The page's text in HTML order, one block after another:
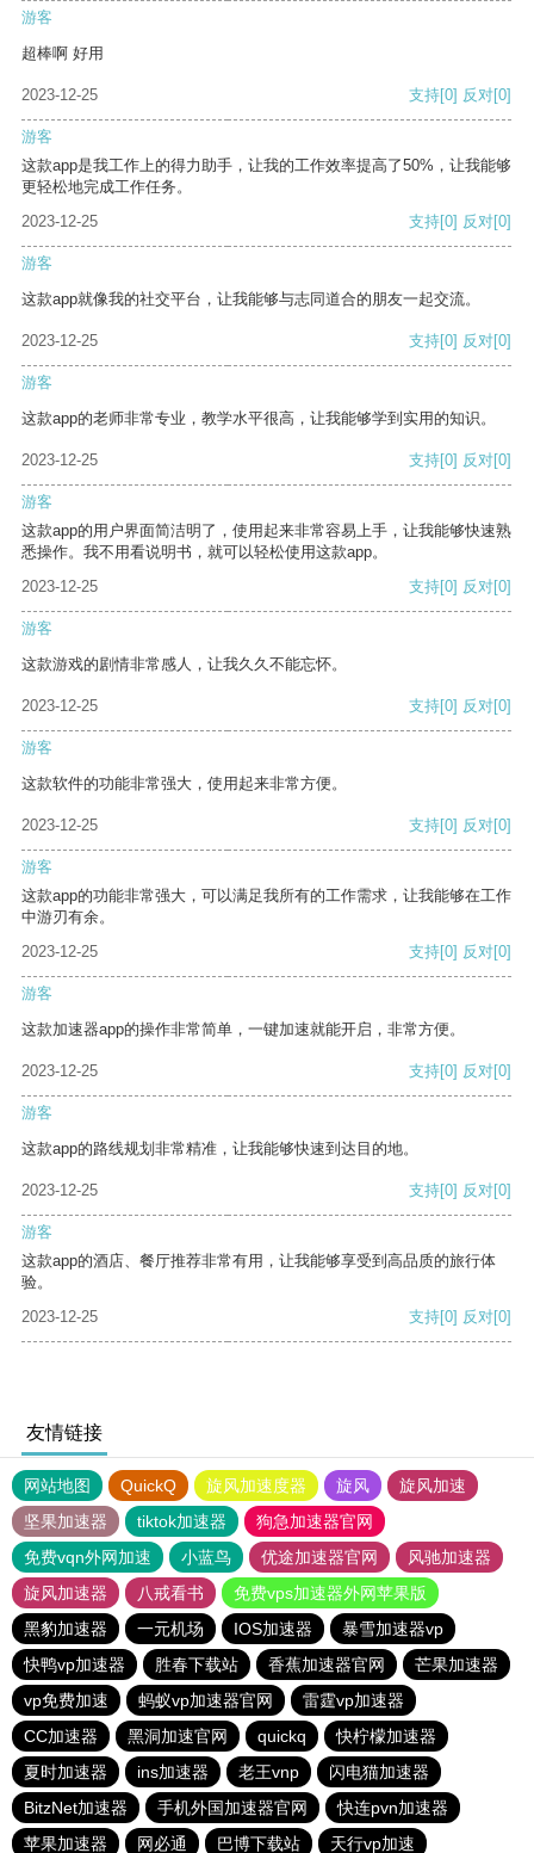
游客
超棒啊 好用
2023-12-25 支持[0] 反对[0]
游客
这款app是我工作上的得力助手，让我的工作效率提高了50%，让我能够
更轻松地完成工作任务。
2023-12-25
支持[0] 反对[0]
游客
这款app就像我的社交平台，让我能够与志同道合的朋友一起交流。
2023-12-25 支持[0] 反对[0]
游客
这款app的老师非常专业，教学水平很高，让我能够学到实用的知识。
2023-12-25 支持[0] 反对[0]
游客
这款app的用户界面简洁明了，使用起来非常容易上手，让我能够快速熟
悉操作。我不用看说明书，就可以轻松使用这款app。
2023-12-25
支持[0] 反对[0]
游客
这款游戏的剧情非常感人，让我久久不能忘怀。
2023-12-25 支持[0] 反对[0]
游客
这款软件的功能非常强大，使用起来非常方便。
2023-12-25 支持[0] 反对[0]
游客
这款app的功能非常强大，可以满足我所有的工作需求，让我能够在工作
中游刃有余。
2023-12-25
支持[0] 反对[0]
游客
这款加速器app的操作非常简单，一键加速就能开启，非常方便。
2023-12-25 支持[0] 反对[0]
游客
这款app的路线规划非常精准，让我能够快速到达目的地。
2023-12-25 支持[0] 反对[0]
游客
这款app的酒店、餐厅推荐非常有用，让我能够享受到高品质的旅行体
验。
2023-12-25
支持[0] 反对[0]
友情链接
网站地图 QuickQ 旋风加速度器 旋风
旋风加速
坚果加速器
tiktok加速器
狗急加速器官网
免费vqn外网加速
小蓝鸟 优途加速器官网
风驰加速器
旋风加速器
八戒看书
免费vps加速器外网苹果版
黑豹加速器
一元机场 IOS加速器
暴雪加速器vp
快鸭vp加速器
胜春下载站 香蕉加速器官网
芒果加速器
vp免费加速
蚂蚁vp加速器官网
雷霆vp加速器
CC加速器
黑洞加速官网 quickq
快柠檬加速器
夏时加速器
ins加速器 老王vnp
闪电猫加速器
BitzNet加速器
手机外国加速器官网
快连pvn加速器
苹果加速器
网必通 巴博下载站 天行vp加速